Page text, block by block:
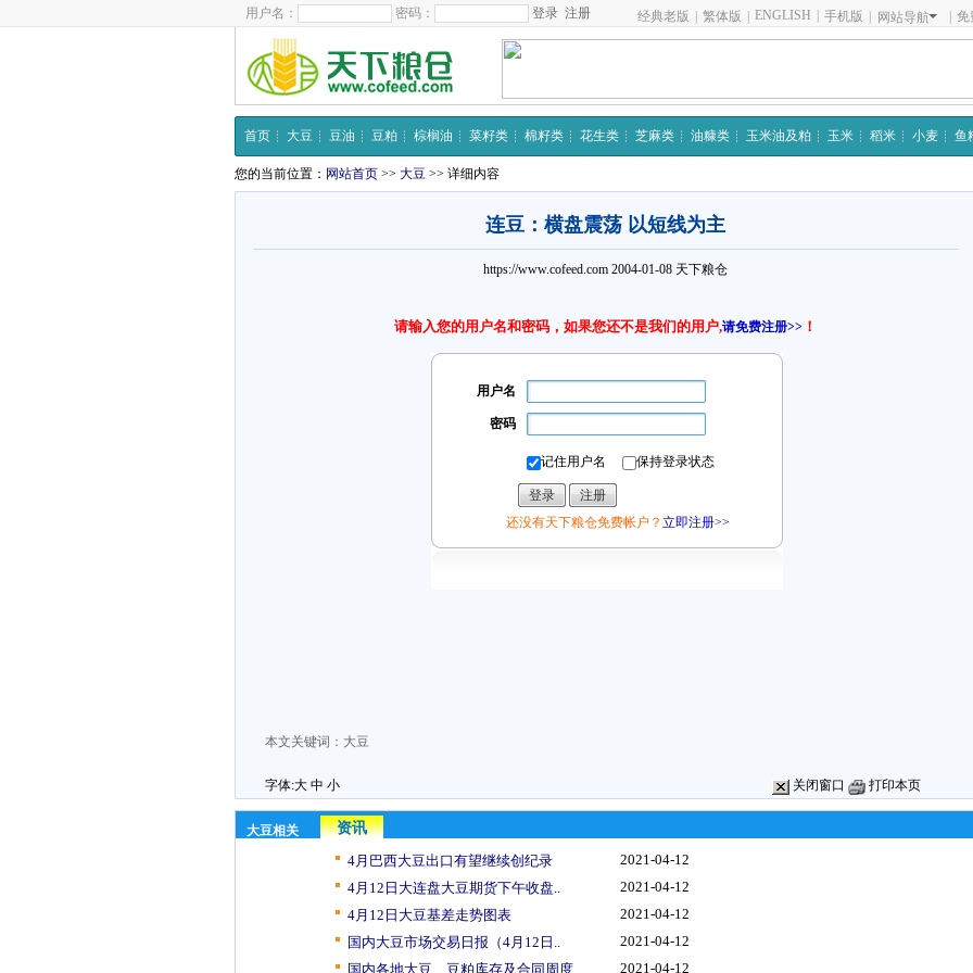
用户名： 密码： 注册 经典老版 繁体版 ENGLISH 手机版 网站导航 免
首页 大豆 豆油 豆粕 棕榈油 菜籽类 棉籽类 花生类 芝麻类 油糠类 玉米油及粕 玉米 稻米 小麦 鱼
您的当前位置： 网站首页 >> 大豆 >> 详细内容
连豆：横盘震荡 以短线为主
https://www.cofeed.com 2004-01-08 天下粮仓
请输入您的用户名和密码，如果您还不是我们的用户,请免费注册>> ！
用户名
密码
记住用户名 保持登录状态
还没有天下粮仓免费帐户？ 立即注册>>
本文关键词： 大豆
字体:大 中 小 关闭窗口 打印本页
大豆相关
资讯
4月巴西大豆出口有望继续创纪录
2021-04-12
4月12日大连盘大豆期货下午收盘..
2021-04-12
4月12日大豆基差走势图表
2021-04-12
国内大豆市场交易日报（4月12日..
2021-04-12
国内各地大豆、豆粕库存及合同周度..
2021-04-12